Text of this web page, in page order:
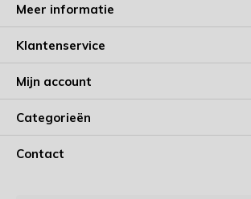
Meer informatie
Klantenservice
Mijn account
Categorieën
Contact